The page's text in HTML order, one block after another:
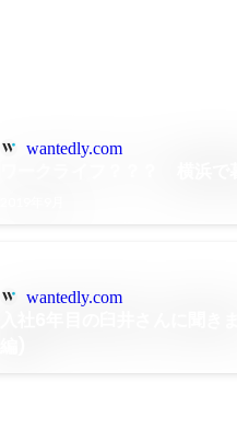
wantedly.com
wantedly.com